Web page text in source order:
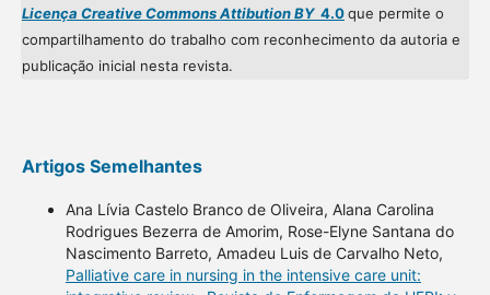
Licença Creative Commons Attibution BY4.0que permite o
compartilhamento do trabalho com reconhecimento da autoria e
publicação inicial nesta revista.
Artigos Semelhantes
Ana Lívia Castelo Branco de Oliveira, Alana Carolina
Rodrigues Bezerra de Amorim, Rose-Elyne Santana do
Nascimento Barreto, Amadeu Luis de Carvalho Neto,
Palliative care in nursing in the intensive care unit: